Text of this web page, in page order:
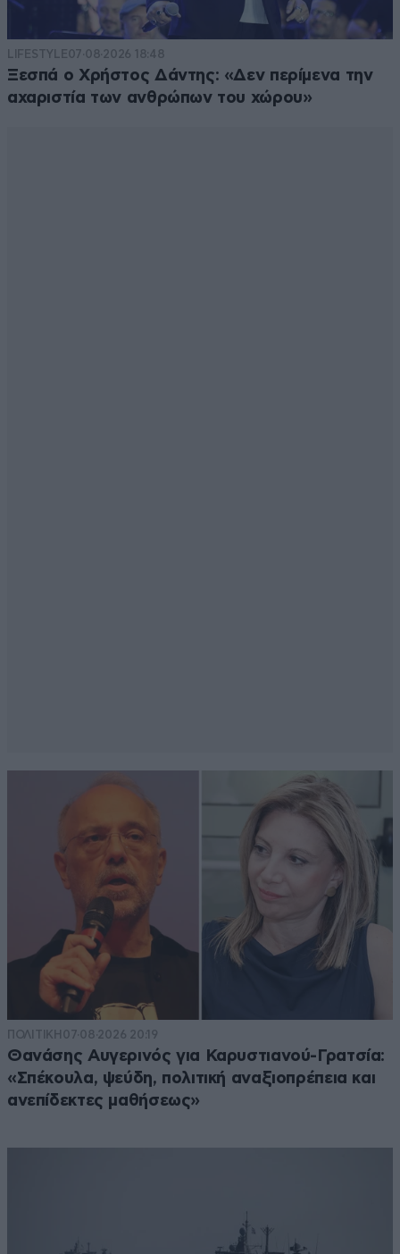
LIFESTYLE07·08·2026 18:48
Ξεσπά ο Χρήστος Δάντης: «Δεν περίμενα την
αχαριστία των ανθρώπων του χώρου»
ΠΟΛΙΤΙΚΗ 07·08·2026 20:19
Θανάσης Αυγερινός για Καρυστιανού-Γρατσία:
«Σπέκουλα, ψεύδη, πολιτική αναξιοπρέπεια και
ανεπίδεκτες μαθήσεως»